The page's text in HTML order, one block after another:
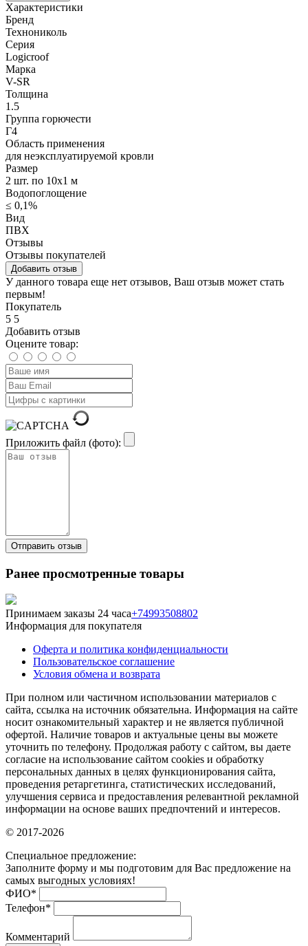
Характеристики
Бренд
Технониколь
Серия
Logicroof
Марка
V-SR
Толщина
1.5
Группа горючести
Г4
Область применения
для неэксплуатируемой кровли
Размер
2 шт. по 10х1 м
Водопоглощение
≤ 0,1%
Вид
ПВХ
Отзывы
Отзывы покупателей
Добавить отзыв
У данного товара еще нет отзывов, Ваш отзыв может стать
первым!
Покупатель
5 5
Добавить отзыв
Оцените товар:
Приложить файл (фото):
Ранее просмотренные товары
Принимаем заказы 24 часа+74993508802
Информация для покупателя
Оферта и политика конфиденциальности
Пользовательское соглашение
Условия обмена и возврата
При полном или частичном использовании материалов с
сайта, ссылка на источник обязательна. Информация на сайте
носит ознакомительный характер и не является публичной
офертой. Наличие товаров и актуальные цены вы можете
уточнить по телефону. Продолжая работу с сайтом, вы даете
согласие на использование сайтом cookies и обработку
персональных данных в целях функционирования сайта,
проведения ретаргетинга, статистических исследований,
улучшения сервиса и предоставления релевантной рекламной
информации на основе ваших предпочтений и интересов.
© 2017-2026
Специальное предложение:
Заполните форму и мы подготовим для Вас предложение на
самых выгодных условиях!
ФИО*
Телефон*
Комментарий